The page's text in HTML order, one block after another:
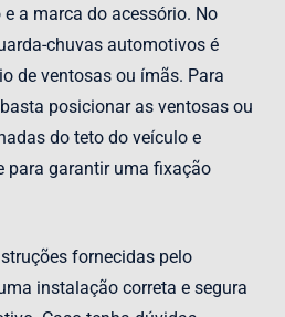
a marca do acessório. No
chuvas automotivos é
de ventosas ou ímãs. Para
posicionar as ventosas ou
do teto do veículo e
para garantir uma fixação
fornecidas pelo
instalação correta e segura